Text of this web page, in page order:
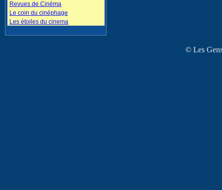
Revues de Cinéma
Le coin du cinéphage
Les étoiles du cinema
© Les